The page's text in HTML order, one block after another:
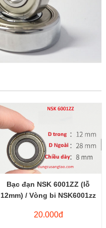
Bạc đạn NSK 6001ZZ (lỗ
12mm) / Vòng bi NSK6001zz
20.000đ